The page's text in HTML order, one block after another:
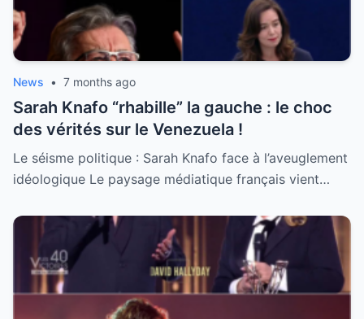
News • 7 months ago
Sarah Knafo “rhabille” la gauche : le choc
des vérités sur le Venezuela !
Le séisme politique : Sarah Knafo face à l’aveuglement
idéologique Le paysage médiatique français vient…